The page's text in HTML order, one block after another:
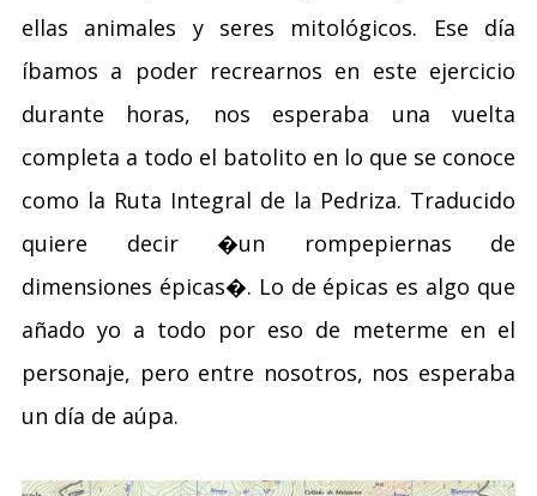
ellas animales y seres mitológicos. Ese día
íbamos a poder recrearnos en este ejercicio
durante horas, nos esperaba una vuelta
completa a todo el batolito en lo que se conoce
como la Ruta Integral de la Pedriza. Traducido
quiere decir �un rompepiernas de
dimensiones épicas�. Lo de épicas es algo que
añado yo a todo por eso de meterme en el
personaje, pero entre nosotros, nos esperaba
un día de aúpa.